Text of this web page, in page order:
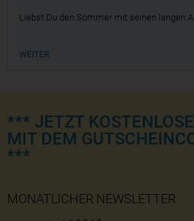
Liebst Du den Sommer mit seinen langen
WEITER
*** JETZT
MIT DEM
***
MONATLICHER NEWSLETTER